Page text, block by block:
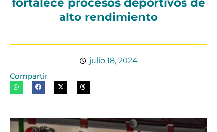
fortalece procesos deportivos de
alto rendimiento
julio 18, 2024
Compartir